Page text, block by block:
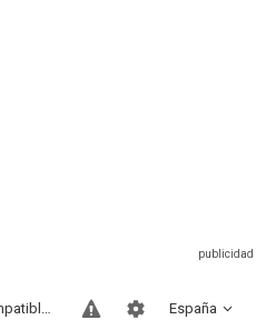
España
Sitios compatibles